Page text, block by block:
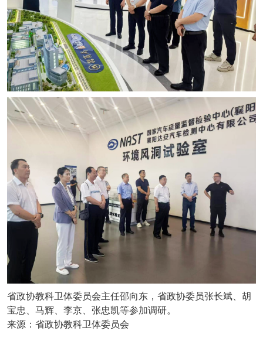
省政协教科卫体委员会主任邵向东，省政协委员张长斌、胡
宝忠、马辉、李京、张忠凯等参加调研。
来源：省政协教科卫体委员会